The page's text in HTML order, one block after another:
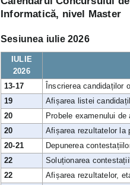
Informatică, nivel Master
Sesiunea iulie 2026
IULIE
2026
13-17 Înscrierea candidaților
19
Afișarea listei
20
Probele examenului
20
Afișarea rezultatelor la
20-21
Depunerea
22
Soluționarea
22
Afișarea rezultatelor,